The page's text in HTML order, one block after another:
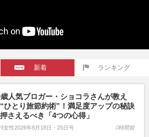
新着 ランキング
人気ブロガー・ショコラさんが教え
ひとり旅節約術”！満足度アップの秘訣
さえるべき「4つの心得」
女性2026年8月18日・25日号 0時間前